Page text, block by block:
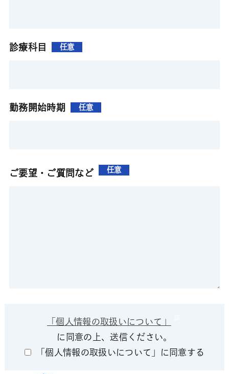
診療科目 任意
勤務開始時期 任意
ご要望・ご質問など 任意
「個人情報の取扱いについて」
に同意の上、送信ください。
「個人情報の取扱いについて」に同意する